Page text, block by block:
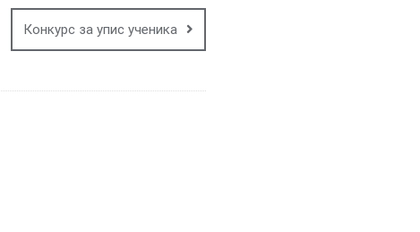
Конкурс за упис ученика